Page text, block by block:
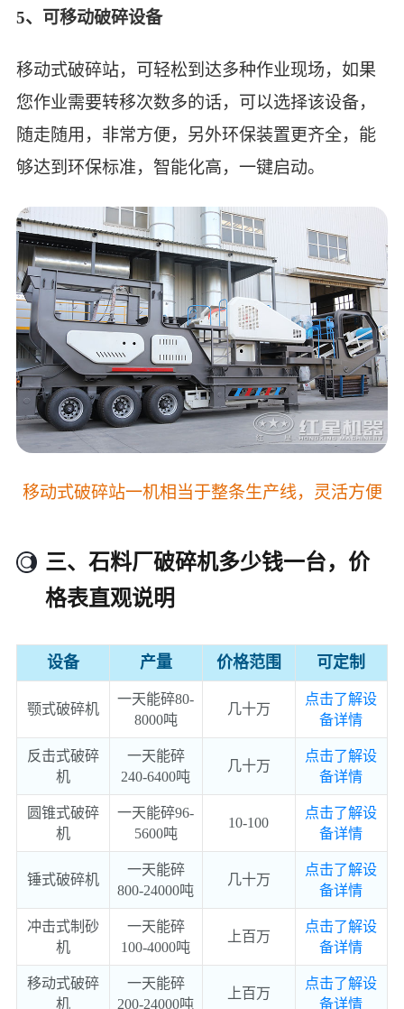
5、可移动破碎设备
移动式破碎站，可轻松到达多种作业现场，如果
您作业需要转移次数多的话，可以选择该设备，
随走随用，非常方便，另外环保装置更齐全，能
够达到环保标准，智能化高，一键启动。
移动式破碎站一机相当于整条生产线，灵活方便
三、石料厂破碎机多少钱一台，价
格表直观说明
设备 产量 价格范围 可定制
颚式破碎机
一天能碎80-
8000吨
几十万
点击了解设
备详情
反击式破碎
机
一天能碎
240-6400吨
几十万
点击了解设
备详情
圆锥式破碎
机
一天能碎96-
5600吨
10-100
点击了解设
备详情
锤式破碎机
一天能碎
800-24000吨
几十万
点击了解设
备详情
冲击式制砂
机
一天能碎
100-4000吨
上百万
点击了解设
备详情
移动式破碎
机
一天能碎
200-24000吨
上百万
点击了解设
备详情